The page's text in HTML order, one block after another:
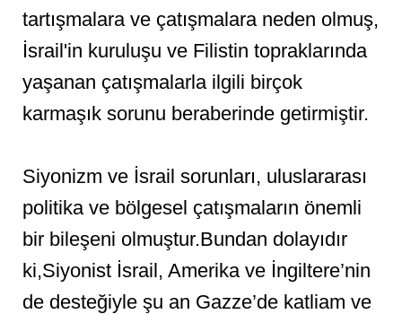
tartışmalara ve çatışmalara neden olmuş,
İsrail'in kuruluşu ve Filistin topraklarında
yaşanan çatışmalarla ilgili birçok
karmaşık sorunu beraberinde getirmiştir.
Siyonizm ve İsrail sorunları, uluslararası
politika ve bölgesel çatışmaların önemli
bir bileşeni olmuştur.Bundan dolayıdır
ki,Siyonist İsrail, Amerika ve İngiltere’nin
de desteğiyle şu an Gazze’de katliam ve